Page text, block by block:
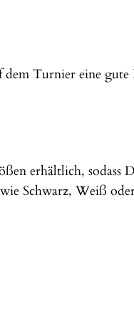
dem Turnier eine
erhältlich, sodass
Schwarz, Weiß